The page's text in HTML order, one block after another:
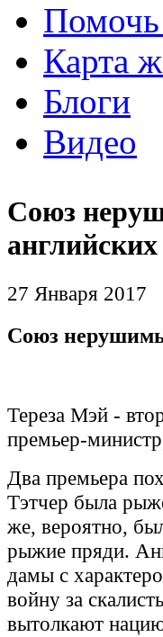
Помочь
Карта
Блоги
Видео
Союз
английских
27 Января 2017
Союз
Тереза Мэй -
премьер-
Два премьера
Тэтчер была
же, вероятно,
рыжие пряди.
дамы с
войну за
вытолкают